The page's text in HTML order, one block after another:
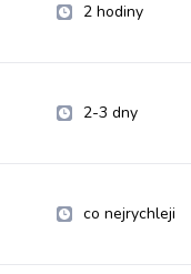
2 hodiny
2-3 dny
co nejrychleji